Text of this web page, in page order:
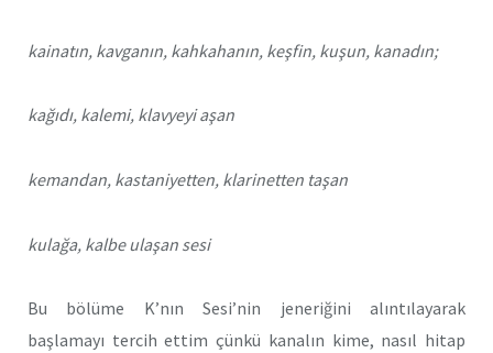
kainatın, kavganın, kahkahanın, keşfin, kuşun, kanadın;
kağıdı, kalemi, klavyeyi aşan
kemandan, kastaniyetten, klarinetten taşan
kulağa, kalbe ulaşan sesi
Bu bölüme K’nın Sesi’nin jeneriğini alıntılayarak
başlamayı tercih ettim çünkü kanalın kime, nasıl hitap